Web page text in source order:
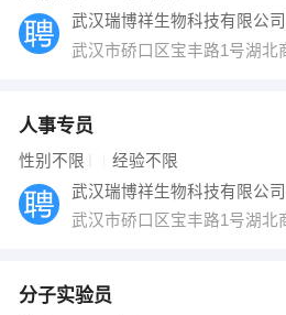
武汉瑞博祥生物科技有限公司
武汉市硚口区宝丰路1号湖北
人事专员
性别不限 经验不限
武汉瑞博祥生物科技有限公司
武汉市硚口区宝丰路1号湖北
分子实验员